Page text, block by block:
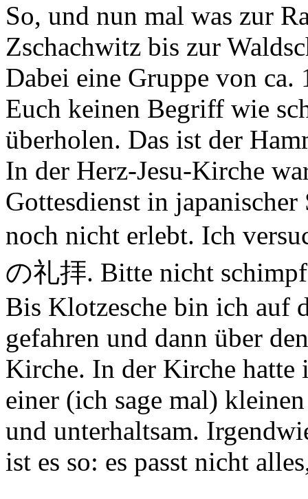
So, und nun mal was zur
Zschachwitz bis zur
Dabei eine Gruppe von
Euch keinen Begriff wie
überholen. Das ist der
In der Herz-Jesu-Kirche
Gottesdienst in japanischer
noch nicht erlebt. Ich
の礼拝. Bitte nicht
Bis Klotzesche bin ich auf
gefahren und dann über
Kirche. In der Kirche hatte
einer (ich sage mal)
und unterhaltsam.
ist es so: es passt nicht